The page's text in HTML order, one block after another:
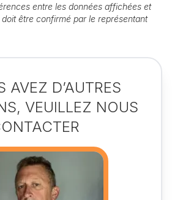
entre les données affichées et
être confirmé par le représentant
AVEZ D’AUTRES
VEUILLEZ NOUS